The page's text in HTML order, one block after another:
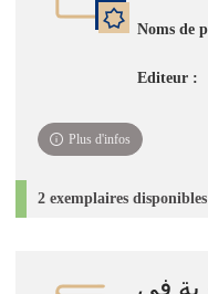
Noms de
Editeur :
Plus d'infos
2 exemplaires disponibles
في